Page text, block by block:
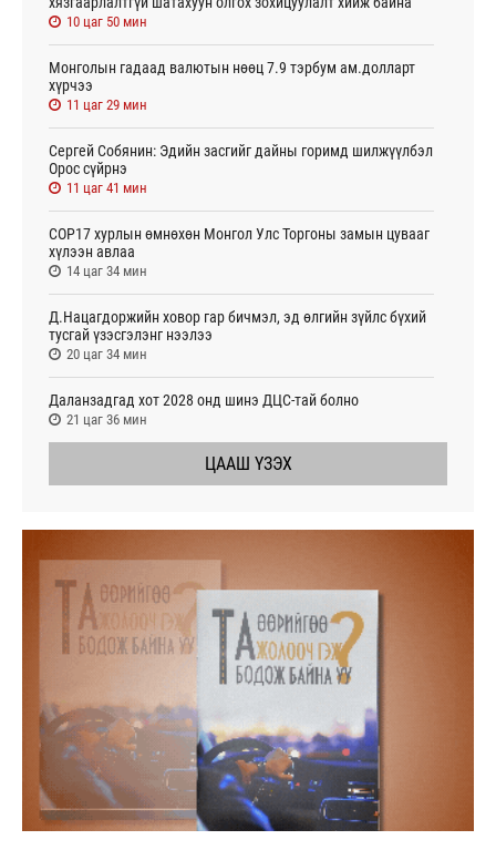
10 цаг 50 мин
Монголын гадаад валютын нөөц 7.9 тэрбум ам.долларт
хүрчээ
11 цаг 29 мин
Сергей Собянин: Эдийн засгийг дайны горимд шилжүүлбэл
Орос сүйрнэ
11 цаг 41 мин
COP17 хурлын өмнөхөн Монгол Улс Торгоны замын цувааг
хүлээн авлаа
14 цаг 34 мин
Д.Нацагдоржийн ховор гар бичмэл, эд өлгийн зүйлс бүхий
тусгай үзэсгэлэнг нээлээ
20 цаг 34 мин
Даланзадгад хот 2028 онд шинэ ДЦС-тай болно
21 цаг 36 мин
ЦААШ ҮЗЭХ